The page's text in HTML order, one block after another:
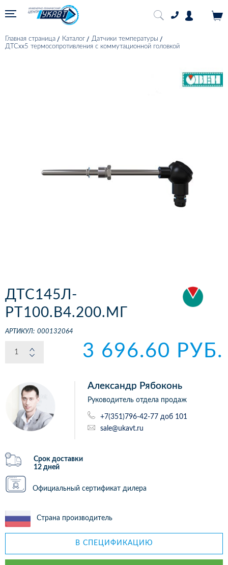
Главная страница Каталог
Датчики температуры
ДТСхх5 термосопротивления с коммутационной головкой
ДТС145Л-
РТ100.В4.200.МГ
АРТИКУЛ: 000132064
3 696.60 РУБ.
Александр Рябоконь
Руководитель отдела продаж
+7(351)796-42-77 доб 101
sale@ukavt.ru
Срок доставки
12 дней
Официальный сертификат дилера
Страна производитель
В СПЕЦИФИКАЦИЮ